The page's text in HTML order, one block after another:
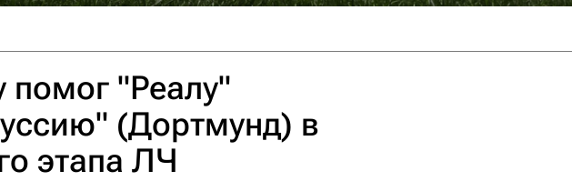
помог "Реалу"
(Дортмунд) в
этапа ЛЧ